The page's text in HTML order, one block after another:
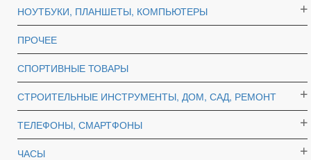
НОУТБУКИ, ПЛАНШЕТЫ, КОМПЬЮТЕРЫ
ПРОЧЕЕ
СПОРТИВНЫЕ ТОВАРЫ
СТРОИТЕЛЬНЫЕ ИНСТРУМЕНТЫ, ДОМ, САД, РЕМОНТ
ТЕЛЕФОНЫ, СМАРТФОНЫ
ЧАСЫ